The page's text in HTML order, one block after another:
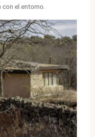
el entorno.